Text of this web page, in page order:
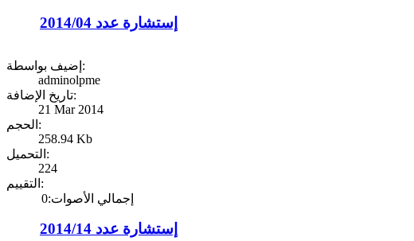
إستشارة عدد 2014/04
إضيف بواسطة:
adminolpme
تاريخ الإضافة:
21 Mar 2014
الحجم:
258.94 Kb
التحميل:
224
التقييم:
إجمالي الأصوات:0
إستشارة عدد 2014/14